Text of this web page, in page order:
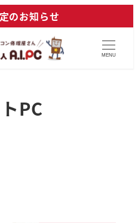
のお知らせ
MENU
PC